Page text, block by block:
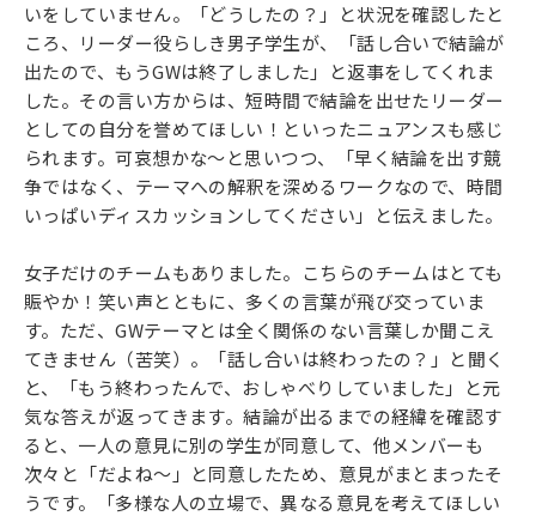
いをしていません。「どうしたの？」と状況を確認したと
ころ、リーダー役らしき男子学生が、「話し合いで結論が
出たので、もうGWは終了しました」と返事をしてくれま
した。その言い方からは、短時間で結論を出せたリーダー
としての自分を誉めてほしい！といったニュアンスも感じ
られます。可哀想かな～と思いつつ、「早く結論を出す競
争ではなく、テーマへの解釈を深めるワークなので、時間
いっぱいディスカッションしてください」と伝えました。
女子だけのチームもありました。こちらのチームはとても
賑やか！笑い声とともに、多くの言葉が飛び交っていま
す。ただ、GWテーマとは全く関係のない言葉しか聞こえ
てきません（苦笑）。「話し合いは終わったの？」と聞く
と、「もう終わったんで、おしゃべりしていました」と元
気な答えが返ってきます。結論が出るまでの経緯を確認す
ると、一人の意見に別の学生が同意して、他メンバーも
次々と「だよね～」と同意したため、意見がまとまったそ
うです。「多様な人の立場で、異なる意見を考えてほしい